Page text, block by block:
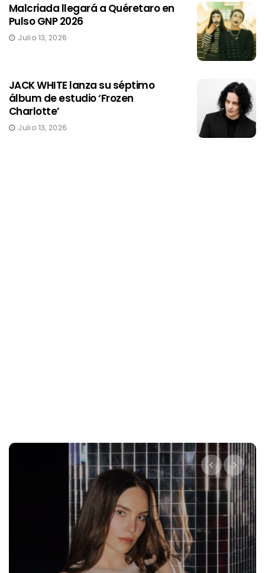
Malcriada llegará a Quéretaro en
Pulso GNP 2026
Julio 13, 2026
JACK WHITE lanza su séptimo
álbum de estudio ‘Frozen
Charlotte’
Julio 13, 2026